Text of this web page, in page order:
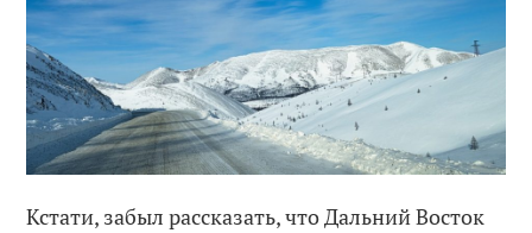
Кстати, забыл рассказать, что Дальний Восток